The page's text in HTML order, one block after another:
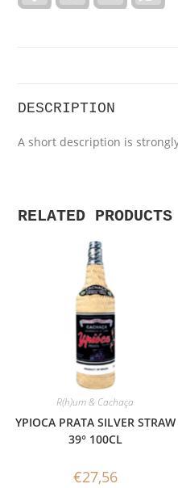
c
i
a
a
DESCRIPTION
A short description is
RELATED PRODUCTS
R(h)um & Cachaça
YPIOCA PRATA SILVER STRAW
39° 100CL
€27,56